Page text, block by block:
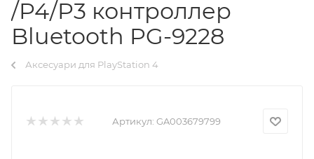
/P4/P3 контроллер
Bluetooth PG-9228
Аксесуари для PlayStation 4
Артикул: GA003679799